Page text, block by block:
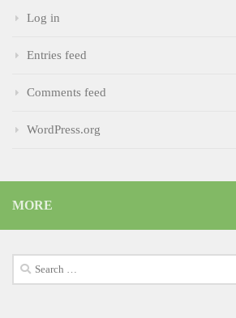
Log in
Entries feed
Comments feed
WordPress.org
MORE
Search
for: